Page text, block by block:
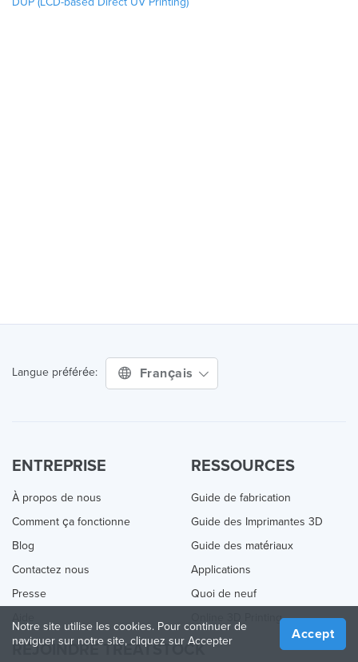
Langue préférée: Français
ENTREPRISE
À propos de nous
Comment ça fonctionne
Blog
Contactez nous
Presse
RESSOURCES
Guide de fabrication
Guide des Imprimantes 3D
Guide des matériaux
Applications
Quoi de neuf
Online 3D Printing
REJOINDRE TREATSTOCK
Notre site utilise les cookies. Pour continuer de
naviguer sur notre site, cliquez sur Accepter
Accept